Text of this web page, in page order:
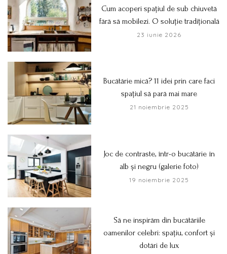
Cum acoperi spațiul de sub chiuvetă
fără să mobilezi. O soluție tradițională
23 iunie 2026
Bucătărie mică? 11 idei prin care faci
spațiul să pară mai mare
21 noiembrie 2025
Joc de contraste, într-o bucătărie în
alb și negru (galerie foto)
19 noiembrie 2025
Să ne inspirăm din bucătăriile
oamenilor celebri: spațiu, confort și
dotări de lux